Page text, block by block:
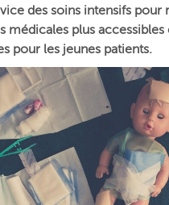
des soins intensifs pour
médicales plus accessibles
pour les jeunes patients.